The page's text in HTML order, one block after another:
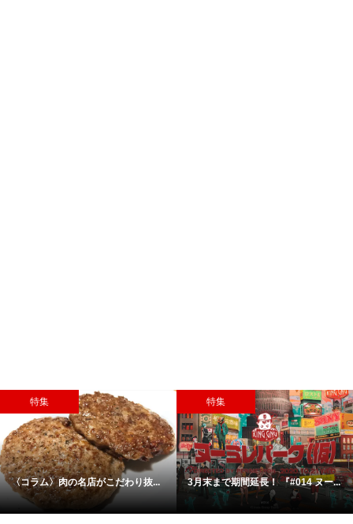
特集
〈コラム〉肉の名店がこだわり抜...
特集
3月末まで期間延長！ 『#014 ヌー...